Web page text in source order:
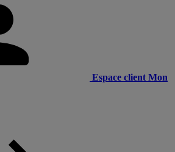
Espace client Mon